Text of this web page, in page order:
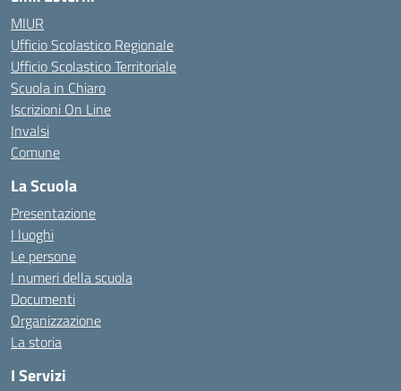
MIUR
Ufficio Scolastico Regionale
Ufficio Scolastico Territoriale
Scuola in Chiaro
Iscrizioni On Line
Invalsi
Comune
La Scuola
Presentazione
I luoghi
Le persone
I numeri della scuola
Documenti
Organizzazione
La storia
I Servizi